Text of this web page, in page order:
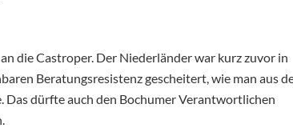
die Castroper. Der Niederländer war kurz zuvor in
Beratungsresistenz gescheitert, wie man aus
dürfte auch den Bochumer Verantwortlichen